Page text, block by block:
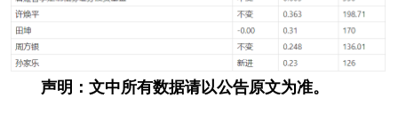
声明：文中所有数据请以公告原文为准。